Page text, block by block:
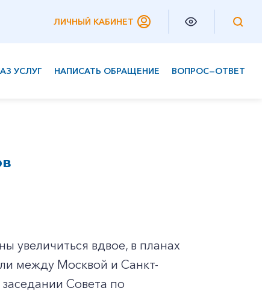
ЛИЧНЫЙ КАБИНЕТ
УСЛУГ НАПИСАТЬ ОБРАЩЕНИЕ ВОПРОС—ОТВЕТ
увеличиться вдвое, в планах
между Москвой и Санкт-
Совета по